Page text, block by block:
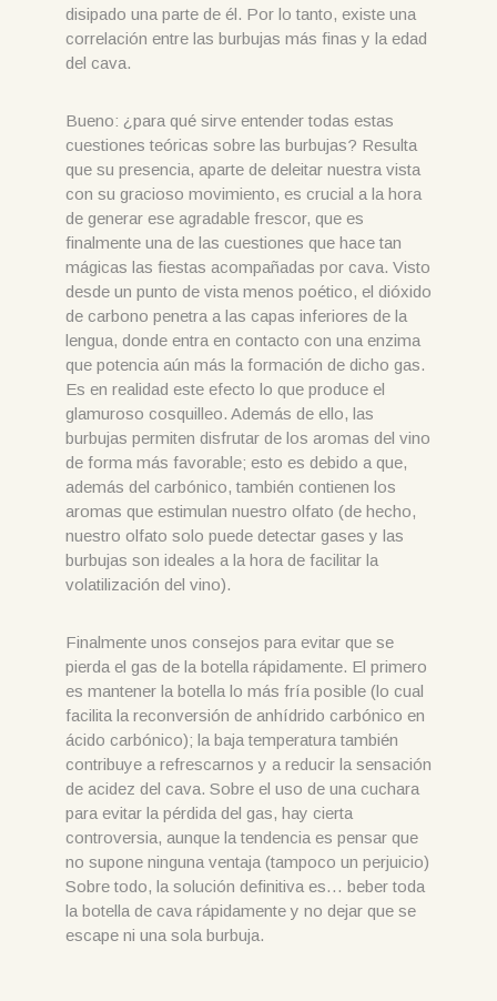
disipado una parte de él. Por lo tanto, existe una
correlación entre las burbujas más finas y la edad
del cava.
Bueno: ¿para qué sirve entender todas estas
cuestiones teóricas sobre las burbujas? Resulta
que su presencia, aparte de deleitar nuestra vista
con su gracioso movimiento, es crucial a la hora
de generar ese agradable frescor, que es
finalmente una de las cuestiones que hace tan
mágicas las fiestas acompañadas por cava. Visto
desde un punto de vista menos poético, el dióxido
de carbono penetra a las capas inferiores de la
lengua, donde entra en contacto con una enzima
que potencia aún más la formación de dicho gas.
Es en realidad este efecto lo que produce el
glamuroso cosquilleo. Además de ello, las
burbujas permiten disfrutar de los aromas del vino
de forma más favorable; esto es debido a que,
además del carbónico, también contienen los
aromas que estimulan nuestro olfato (de hecho,
nuestro olfato solo puede detectar gases y las
burbujas son ideales a la hora de facilitar la
volatilización del vino).
Finalmente unos consejos para evitar que se
pierda el gas de la botella rápidamente. El primero
es mantener la botella lo más fría posible (lo cual
facilita la reconversión de anhídrido carbónico en
ácido carbónico); la baja temperatura también
contribuye a refrescarnos y a reducir la sensación
de acidez del cava. Sobre el uso de una cuchara
para evitar la pérdida del gas, hay cierta
controversia, aunque la tendencia es pensar que
no supone ninguna ventaja (tampoco un perjuicio)
Sobre todo, la solución definitiva es… beber toda
la botella de cava rápidamente y no dejar que se
escape ni una sola burbuja.